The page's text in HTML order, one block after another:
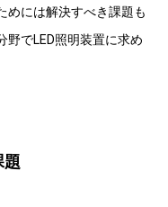
めには解決すべき課題も
野でLED照明装置に求め
題